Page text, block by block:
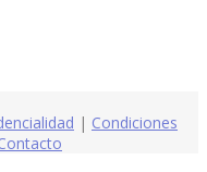
| Condiciones